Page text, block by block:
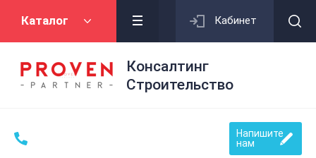
Каталог Кабинет
Консалтинг
Строительство
Напишите
нам